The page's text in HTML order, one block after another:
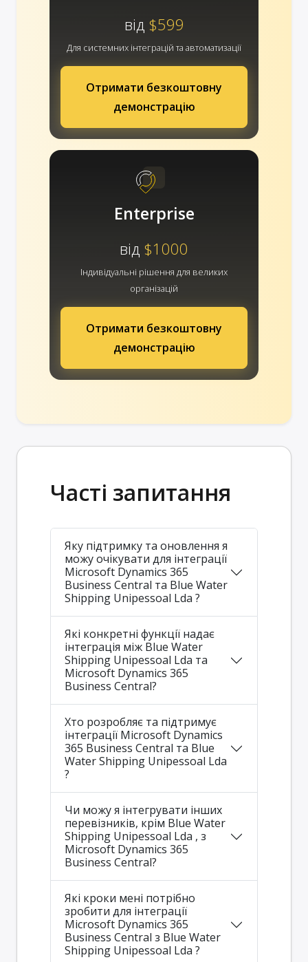
від $599
Для системних інтеграцій та автоматизації
Отримати безкоштовну
демонстрацію
Enterprise
від $1000
Індивідуальні рішення для великих
організацій
Отримати безкоштовну
демонстрацію
Часті запитання
Яку підтримку та оновлення я
можу очікувати для інтеграції
Microsoft Dynamics 365
Business Central та Blue Water
Shipping Unipessoal Lda ?
Які конкретні функції надає
інтеграція між Blue Water
Shipping Unipessoal Lda та
Microsoft Dynamics 365
Business Central?
Хто розробляє та підтримує
інтеграції Microsoft Dynamics
365 Business Central та Blue
Water Shipping Unipessoal Lda
?
Чи можу я інтегрувати інших
перевізників, крім Blue Water
Shipping Unipessoal Lda , з
Microsoft Dynamics 365
Business Central?
Які кроки мені потрібно
зробити для інтеграції
Microsoft Dynamics 365
Business Central з Blue Water
Shipping Unipessoal Lda ?